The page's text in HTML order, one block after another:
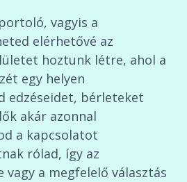
vagyis a
elérhetővé az
hoztunk létre, ahol a
egy helyen
edzéseidet, bérleteket
akár azonnal
a kapcsolatot
rólad, így az
a megfelelő választás